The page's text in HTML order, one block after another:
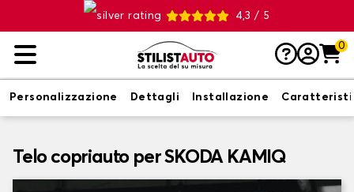
4,3 / 5
0
Personalizzazione Dettagli Installazione
Telo copriauto per SKODA KAMIQ